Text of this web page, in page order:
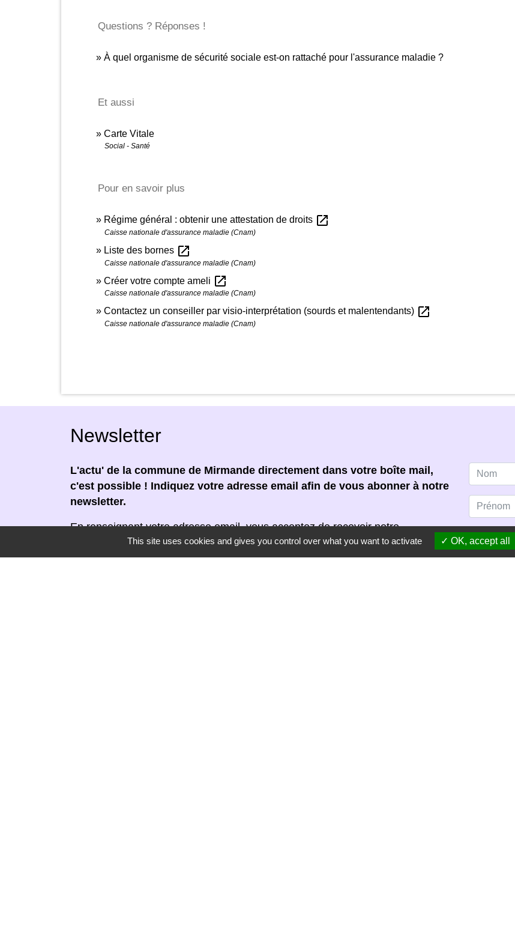
Questions ? Réponses !
À quel organisme de sécurité sociale est-on rattaché pour l'assurance maladie ?
Et aussi
Carte Vitale
Social - Santé
Pour en savoir plus
Régime général : obtenir une attestation de droits open_in_new
Caisse nationale d'assurance maladie (Cnam)
Liste des bornes open_in_new
Caisse nationale d'assurance maladie (Cnam)
Créer votre compte ameli open_in_new
Caisse nationale d'assurance maladie (Cnam)
Contactez un conseiller par visio-interprétation (sourds et malentendants) open_in_new
Caisse nationale d'assurance maladie (Cnam)
Newsletter
L'actu' de la commune de Mirmande directement dans votre boîte mail,
c'est possible ! Indiquez votre adresse email afin de vous abonner à notre
newsletter.
En renseignant votre adresse email, vous acceptez de recevoir notre
newsletter par courrier électronique. Vous pouvez vous désinscrire à tout
moment en cliquant dans un lien de désinscription dans chaque newsletter
This site uses cookies and gives you control over what you want to activate OK, accept all